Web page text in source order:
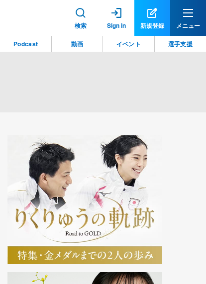
検索 Sign in 新規登録 メニュー
Podcast 動画 イベント 選手支援